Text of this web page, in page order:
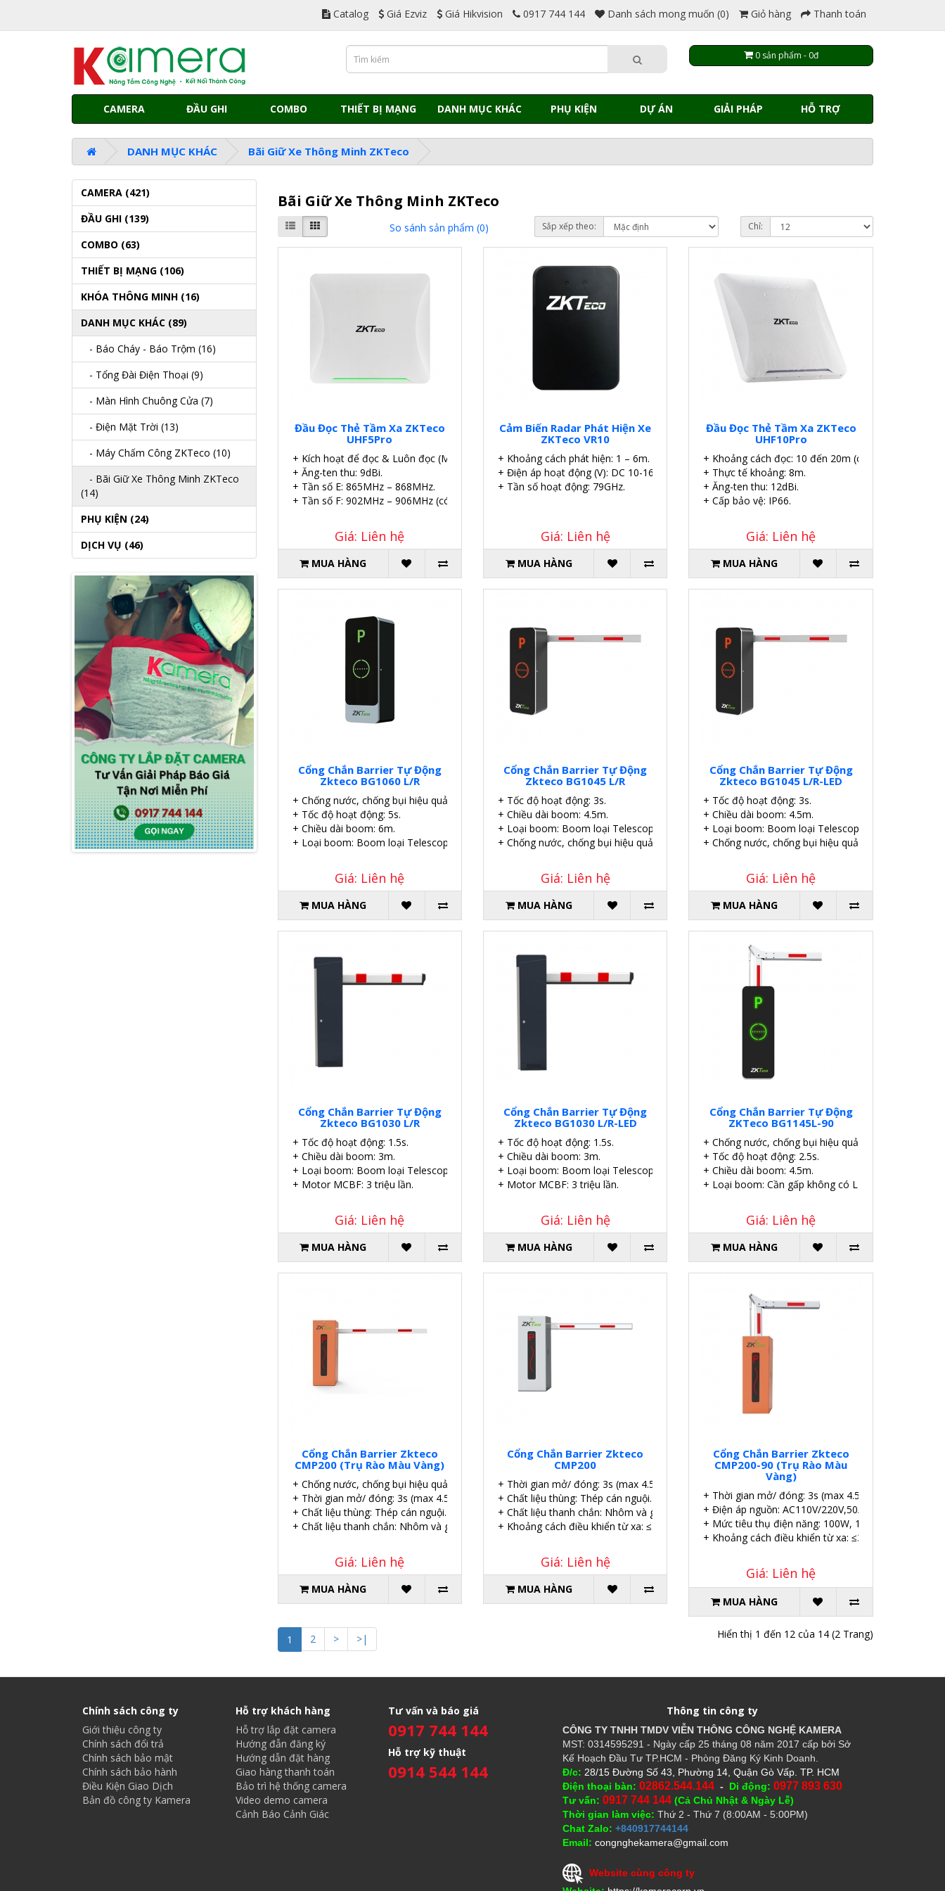
Catalog Giá Ezviz Giá Hikvision 0917 744 144 Danh sách mong muốn (0) Giỏ hàng Thanh toán
0 sản phẩm - 0đ
CAMERA ĐẦU GHI COMBO THIẾT BỊ MẠNG DANH MỤC KHÁC PHỤ KIỆN DỰ ÁN GIẢI PHÁP HỖ TRỢ
DANH MỤC KHÁC Bãi Giữ Xe Thông Minh ZKTeco
CAMERA (421)
ĐẦU GHI (139)
COMBO (63)
THIẾT BỊ MẠNG (106)
KHÓA THÔNG MINH (16)
DANH MỤC KHÁC (89)
- Báo Cháy - Báo Trộm (16)
- Tổng Đài Điện Thoại (9)
- Màn Hình Chuông Cửa (7)
- Điện Mặt Trời (13)
- Máy Chấm Công ZKTeco (10)
- Bãi Giữ Xe Thông Minh ZKTeco
(14)
PHỤ KIỆN (24)
DỊCH VỤ (46)
Bãi Giữ Xe Thông Minh ZKTeco
So sánh sản phẩm (0) Sắp xếp theo: Chỉ:
Đầu Đọc Thẻ Tầm Xa ZKTeco
UHF5Pro
+ Kích hoạt để đọc & Luôn đọc (Mặc định).
+ Ăng-ten thu: 9dBi.
+ Tần số E: 865MHz – 868MHz.
+ Tần số F: 902MHz – 906MHz (có thể điều chỉnh).
Giá: Liên hệ
MUA HÀNG
Cảm Biến Radar Phát Hiện Xe
ZKTeco VR10
+ Khoảng cách phát hiện: 1 – 6m.
+ Điện áp hoạt động (V): DC 10-16V.
+ Tần số hoạt động: 79GHz.
Giá: Liên hệ
MUA HÀNG
Đầu Đọc Thẻ Tầm Xa ZKTeco
UHF10Pro
+ Khoảng cách đọc: 10 đến 20m (cầm tay).
+ Thực tế khoảng: 8m.
+ Ăng-ten thu: 12dBi.
+ Cấp bảo vệ: IP66.
Giá: Liên hệ
MUA HÀNG
Cổng Chắn Barrier Tự Động
Zkteco BG1060 L/R
+ Chống nước, chống bụi hiệu quả.
+ Tốc độ hoạt động: 5s.
+ Chiều dài boom: 6m.
+ Loại boom: Boom loại Telescopic thẳng.
Giá: Liên hệ
MUA HÀNG
Cổng Chắn Barrier Tự Động
Zkteco BG1045 L/R
+ Tốc độ hoạt động: 3s.
+ Chiều dài boom: 4.5m.
+ Loại boom: Boom loại Telescopic thẳng.
+ Chống nước, chống bụi hiệu quả.
Giá: Liên hệ
MUA HÀNG
Cổng Chắn Barrier Tự Động
Zkteco BG1045 L/R-LED
+ Tốc độ hoạt động: 3s.
+ Chiều dài boom: 4.5m.
+ Loại boom: Boom loại Telescopic thẳng có đèn
+ Chống nước, chống bụi hiệu quả.
Giá: Liên hệ
MUA HÀNG
Cổng Chắn Barrier Tự Động
Zkteco BG1030 L/R
+ Tốc độ hoạt động: 1.5s.
+ Chiều dài boom: 3m.
+ Loại boom: Boom loại Telescopic thẳng.
+ Motor MCBF: 3 triệu lần.
Giá: Liên hệ
MUA HÀNG
Cổng Chắn Barrier Tự Động
Zkteco BG1030 L/R-LED
+ Tốc độ hoạt động: 1.5s.
+ Chiều dài boom: 3m.
+ Loại boom: Boom loại Telescopic thẳng có LED.
+ Motor MCBF: 3 triệu lần.
Giá: Liên hệ
MUA HÀNG
Cổng Chắn Barrier Tự Động
ZKTeco BG1145L-90
+ Chống nước, chống bụi hiệu quả.
+ Tốc độ hoạt động: 2.5s.
+ Chiều dài boom: 4.5m.
+ Loại boom: Cần gấp không có LED.
Giá: Liên hệ
MUA HÀNG
Cổng Chắn Barrier Zkteco
CMP200 (Trụ Rào Màu Vàng)
+ Chống nước, chống bụi hiệu quả.
+ Thời gian mở/ đóng: 3s (max 4.5m), 6s (max 6m)
+ Chất liệu thùng: Thép cán nguội.
+ Chất liệu thanh chắn: Nhôm và gỗ.
Giá: Liên hệ
MUA HÀNG
Cổng Chắn Barrier Zkteco
CMP200
+ Thời gian mở/ đóng: 3s (max 4.5m), 6s (max 6m)
+ Chất liệu thùng: Thép cán nguội.
+ Chất liệu thanh chắn: Nhôm và gỗ.
+ Khoảng cách điều khiển từ xa: ≤30m.
Giá: Liên hệ
MUA HÀNG
Cổng Chắn Barrier Zkteco
CMP200-90 (Trụ Rào Màu
Vàng)
+ Thời gian mở/ đóng: 3s (max 4.5m), 6s (max 6m).
+ Điện áp nguồn: AC110V/220V,50/60Hz.
+ Mức tiêu thụ điện năng: 100W, 120W Max.
+ Khoảng cách điều khiển từ xa: ≤30m.
Giá: Liên hệ
MUA HÀNG
1 2 > >| Hiển thị 1 đến 12 của 14 (2 Trang)
Chính sách công ty
Giới thiệu công ty
Chính sách đổi trả
Chính sách bảo mật
Chính sách bảo hành
Điều Kiện Giao Dịch
Bản đồ công ty Kamera
Hỗ trợ khách hàng
Hỗ trợ lắp đặt camera
Hướng đẫn đăng ký
Hướng dẫn đặt hàng
Giao hàng thanh toán
Bảo trì hệ thống camera
Video demo camera
Cảnh Báo Cảnh Giác
Tư vấn và báo giá
0917 744 144
Hỗ trợ kỹ thuật
0914 544 144
Thông tin công ty
CÔNG TY TNHH TMDV VIỄN THÔNG CÔNG NGHỆ KAMERA
MST: 0314595291 - Ngày cấp 25 tháng 08 năm 2017 cấp bởi Sở
Kế Hoạch Đầu Tư TP.HCM - Phòng Đăng Ký Kinh Doanh.
Đ/c: 28/15 Đường Số 43, Phường 14, Quận Gò Vấp. TP. HCM
Điện thoại bàn: 02862.544.144 - Di động: 0977 893 630
Tư vấn: 0917 744 144 (Cả Chủ Nhật & Ngày Lễ)
Thời gian làm việc: Thứ 2 - Thứ 7 (8:00AM - 5:00PM)
Chat Zalo: +840917744144
Email: congnghekamera@gmail.com
Website cùng công ty